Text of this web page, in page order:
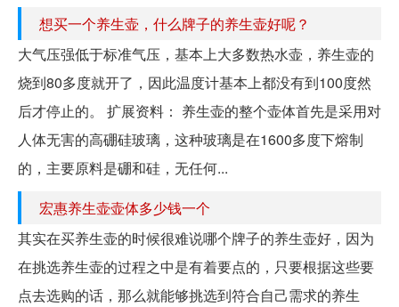
想买一个养生壶，什么牌子的养生壶好呢？
大气压强低于标准气压，基本上大多数热水壶，养生壶的
烧到80多度就开了，因此温度计基本上都没有到100度然
后才停止的。 扩展资料： 养生壶的整个壶体首先是采用对
人体无害的高硼硅玻璃，这种玻璃是在1600多度下熔制
的，主要原料是硼和硅，无任何...
宏惠养生壶壶体多少钱一个
其实在买养生壶的时候很难说哪个牌子的养生壶好，因为
在挑选养生壶的过程之中是有着要点的，只要根据这些要
点去选购的话，那么就能够挑选到符合自己需求的养生